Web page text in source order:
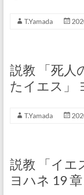
T.Yamada
説教 「死人
たイエス」
T.Yamada
説教 「イエ
ヨハネ 19